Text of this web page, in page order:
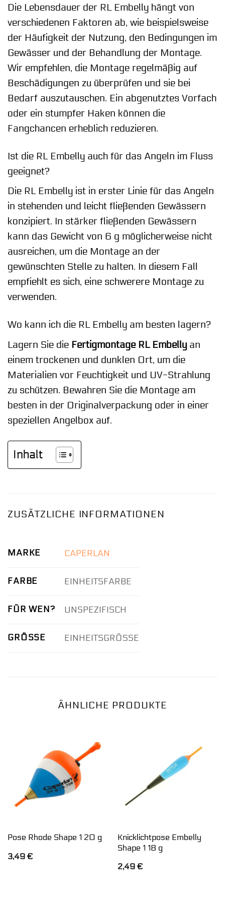
Die Lebensdauer der RL Embelly hängt von
verschiedenen Faktoren ab, wie beispielsweise
der Häufigkeit der Nutzung, den Bedingungen im
Gewässer und der Behandlung der Montage.
Wir empfehlen, die Montage regelmäßig auf
Beschädigungen zu überprüfen und sie bei
Bedarf auszutauschen. Ein abgenutztes Vorfach
oder ein stumpfer Haken können die
Fangchancen erheblich reduzieren.
Ist die RL Embelly auch für das Angeln im Fluss
geeignet?
Die RL Embelly ist in erster Linie für das Angeln
in stehenden und leicht fließenden Gewässern
konzipiert. In stärker fließenden Gewässern
kann das Gewicht von 6 g möglicherweise nicht
ausreichen, um die Montage an der
gewünschten Stelle zu halten. In diesem Fall
empfiehlt es sich, eine schwerere Montage zu
verwenden.
Wo kann ich die RL Embelly am besten lagern?
Lagern Sie die Fertigmontage RL Embelly an
einem trockenen und dunklen Ort, um die
Materialien vor Feuchtigkeit und UV-Strahlung
zu schützen. Bewahren Sie die Montage am
besten in der Originalverpackung oder in einer
speziellen Angelbox auf.
Inhalt
ZUSÄTZLICHE INFORMATIONEN
MARKE CAPERLAN
FARBE EINHEITSFARBE
FÜR WEN? UNSPEZIFISCH
GRÖSSE EINHEITSGRÖSSE
ÄHNLICHE PRODUKTE
Pose Rhode Shape 1 20 g
3,49 €
Knicklichtpose Embelly
Shape 1 18 g
2,49 €